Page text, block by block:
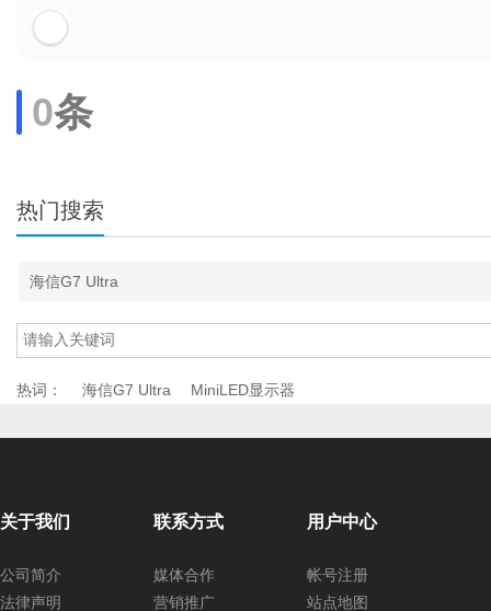
0条
热门搜索
海信G7 Ultra
热词： 海信G7 Ultra MiniLED显示器
关于我们
公司简介
法律声明
联系方式
媒体合作
营销推广
用户中心
帐号注册
站点地图